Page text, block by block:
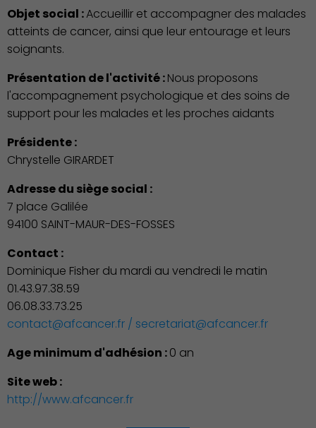
Objet social :Accueillir et accompagner des malades
atteints de cancer, ainsi que leur entourage et leurs
soignants.
Présentation de l'activité :Nous proposons
l'accompagnement psychologique et des soins de
support pour les malades et les proches aidants
Présidente :
Chrystelle GIRARDET
Adresse du siège social :
7 place Galilée
94100 SAINT-MAUR-DES-FOSSES
Contact :
Dominique Fisher du mardi au vendredi le matin
01.43.97.38.59
06.08.33.73.25
contact@afcancer.fr / secretariat@afcancer.fr
Age minimum d'adhésion :0 an
Site web :
http://www.afcancer.fr